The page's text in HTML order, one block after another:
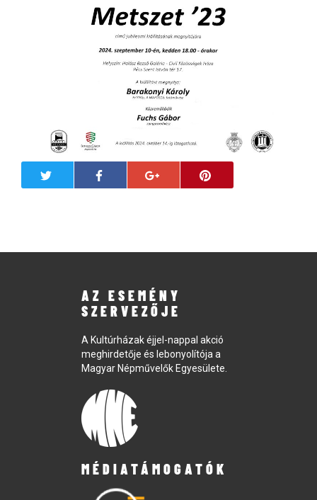
AZ ESEMÉNY
SZERVEZŐJE
A Kultúrházak éjjel-nappal akció
meghirdetője és lebonyolítója a
Magyar Népművelők Egyesülete.
MÉDIATÁMOGATÓK